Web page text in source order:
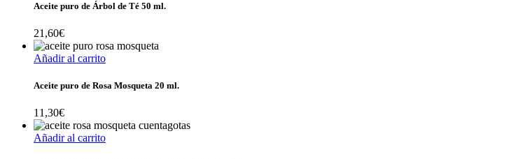
Aceite puro de Árbol de Té 50 ml.
21,60€
Añadir al carrito
Aceite puro de Rosa Mosqueta 20 ml.
11,30€
Añadir al carrito